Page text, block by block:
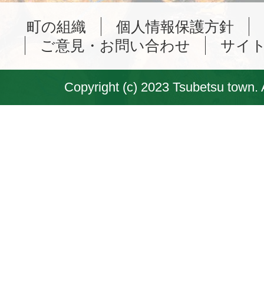
町の組織 個人情報保護方針
ご意見・お問い合わせ
サイ
Copyright (c) 2023 Tsubetsu